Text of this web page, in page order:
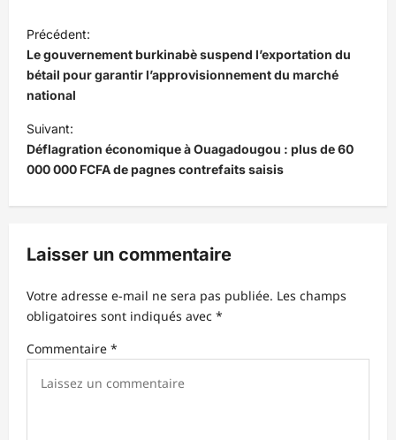
N
a
v
i
g
a
o
d
’
a
Précédent:
Le gouvernement burkinabè suspend l’exportation du
bétail pour garantir l’approvisionnement du marché
national
Suivant:
Déflagration économique à Ouagadougou : plus de 60
000 000 FCFA de pagnes contrefaits saisis
Laisser un commentaire
Votre adresse e-mail ne sera pas publiée. Les champs
obligatoires sont indiqués avec *
Commentaire *